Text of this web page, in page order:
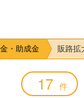
・助成金 販路拡
17 件